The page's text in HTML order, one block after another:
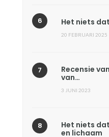
Het niets
20 FEBRUARI 2025
Recensie
van…
3 JUNI 2023
Het niets
en lichaam